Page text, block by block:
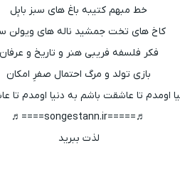
خط مبهم کتیبه باغ های سبز بابِل
کاخ های تخت جمشید ناله های ویولن
فکر فلسفه فریبی هنر و تاریخ و عرفان
بازی تولد و مرگ احتمال صفرِ امکان
اومدم تا عاشقت باشم به دنیا اومدم تا
♬=====songestann.ir====♬
لذت ببرید